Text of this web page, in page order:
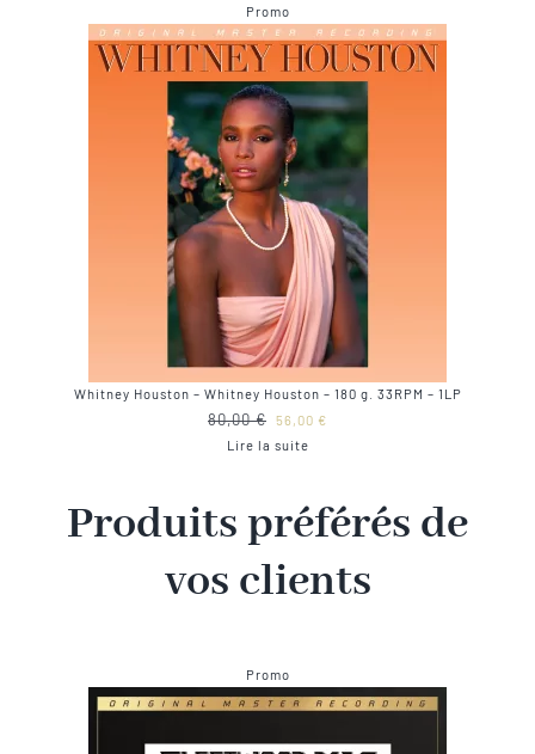
était :
160,00 €.129,00 €.
PromoProduit
en
promotion
Whitney Houston – Whitney Houston – 180 g. 33RPM – 1LP
80,00€
Le
prix
80,00 €.
56,00 €
56,00 €.
Lire la suite
Produits préférés de
vos clients
PromoProduit
en